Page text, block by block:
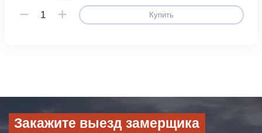
Купить
Закажите выезд замерщика